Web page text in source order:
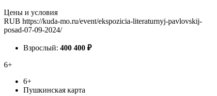
Цены и условия
RUB https://kuda-mo.ru/event/ekspozicia-literaturnyj-pavlovskij-
posad-07-09-2024/
Взрослый: 400 400 ₽
6+
6+
Пушкинская карта